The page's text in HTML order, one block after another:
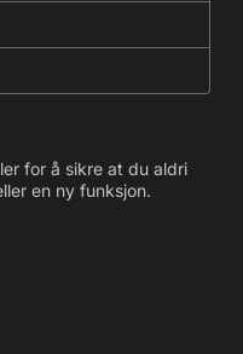
for å sikre at du aldri
en ny funksjon.